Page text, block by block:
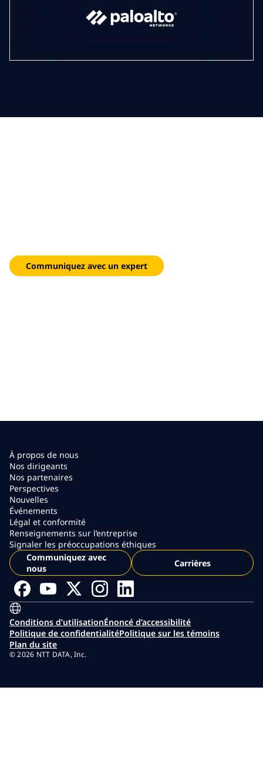
Communiquez avec un expert
À propos de nous
Nos dirigeants
Nos partenaires
Perspectives
Nouvelles
Événements
Légal et conformité
Renseignements sur l’entreprise
Signaler les préoccupations éthiques
Communiquez avec
nous
Carrières
Conditions d’utilisationÉnoncé d’accessibilité
Politique de confidentialitéPolitique sur les témoins
Plan du site
© 2026 NTT DATA, Inc.